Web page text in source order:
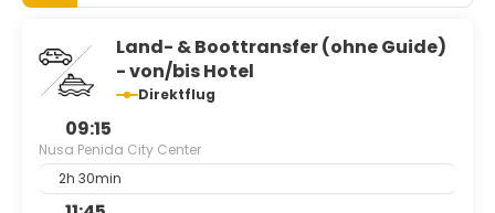
Land- & Boottransfer (ohne Guide)
- von/bis Hotel
Direktflug
09:15
Nusa Penida City Center
2h 30min